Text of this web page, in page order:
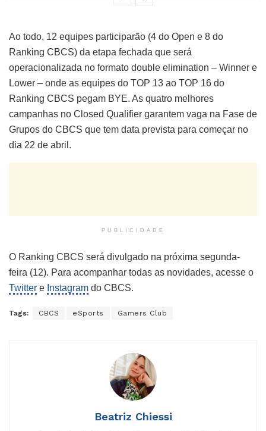
Ao todo, 12 equipes participarão (4 do Open e 8 do
Ranking CBCS) da etapa fechada que será
operacionalizada no formato double elimination – Winner e
Lower – onde as equipes do TOP 13 ao TOP 16 do
Ranking CBCS pegam BYE. As quatro melhores
campanhas no Closed Qualifier garantem vaga na Fase de
Grupos do CBCS que tem data prevista para começar no
dia 22 de abril.
PUBLICIDADE
O Ranking CBCS será divulgado na próxima segunda-
feira (12). Para acompanhar todas as novidades, acesse o
Twitter e Instagram do CBCS.
Tags: CBCS eSports Gamers Club
Beatriz Chiessi